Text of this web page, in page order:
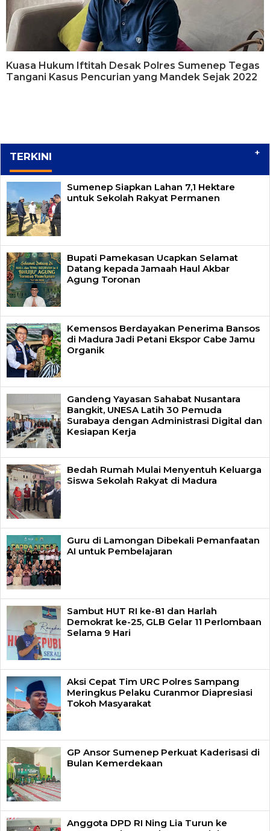
Kuasa Hukum Iftitah Desak Polres Sumenep Tegas
Tangani Kasus Pencurian yang Mandek Sejak 2022
TERKINI +
Sumenep Siapkan Lahan 7,1 Hektare
untuk Sekolah Rakyat Permanen
Bupati Pamekasan Ucapkan Selamat
Datang kepada Jamaah Haul Akbar
Agung Toronan
Kemensos Berdayakan Penerima Bansos
di Madura Jadi Petani Ekspor Cabe Jamu
Organik
Gandeng Yayasan Sahabat Nusantara
Bangkit, UNESA Latih 30 Pemuda
Surabaya dengan Administrasi Digital dan
Kesiapan Kerja
Bedah Rumah Mulai Menyentuh Keluarga
Siswa Sekolah Rakyat di Madura
Guru di Lamongan Dibekali Pemanfaatan
AI untuk Pembelajaran
Sambut HUT RI ke-81 dan Harlah
Demokrat ke-25, GLB Gelar 11 Perlombaan
Selama 9 Hari
Aksi Cepat Tim URC Polres Sampang
Meringkus Pelaku Curanmor Diapresiasi
Tokoh Masyarakat
GP Ansor Sumenep Perkuat Kaderisasi di
Bulan Kemerdekaan
Anggota DPD RI Ning Lia Turun ke